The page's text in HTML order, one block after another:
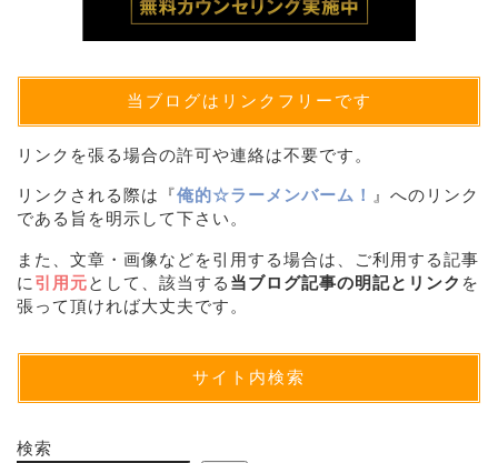
当ブログはリンクフリーです
リンクを張る場合の許可や連絡は不要です。
リンクされる際は『俺的☆ラーメンバーム！ 』へのリンク
である旨を明示して下さい。
また、文章・画像などを引用する場合は、ご利用する記事
に 引用元として、該当する 当ブログ記事の明記とリンク を
張って頂ければ大丈夫です。
サイト内検索
検索